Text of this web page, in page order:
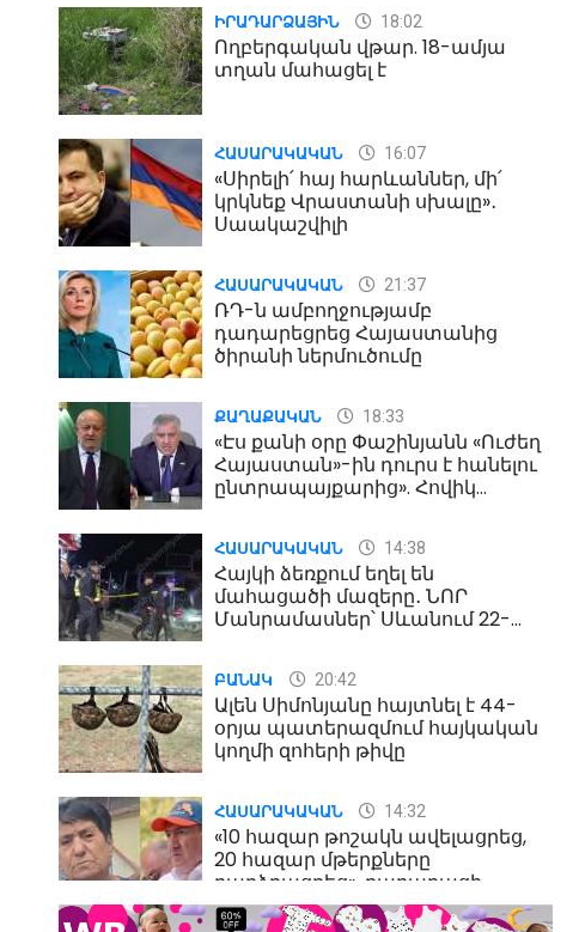
ԻՐԱԴԱՐՁԱՅԻՆ 18:02
Ողբերգական վթար. 18-ամյա
տղան մահացել է
ՀԱՍԱՐԱԿԱԿԱՆ 16:07
«Սիրելի՛ հայ հարևաններ, մի՛
կրկնեք Վրաստանի սխալը»․
Սաակաշվիլի
ՀԱՍԱՐԱԿԱԿԱՆ 21:37
ՌԴ-ն ամբողջությամբ
դադարեցրեց Հայաստանից
ծիրանի ներմուծումը
ՔԱՂԱՔԱԿԱՆ 18:33
«Էս քանի օրը Փաշինյանն «Ուժեղ
Հայաստան»-ին դուրս է հանելու
ընտրապայքարից». Հովիկ
ՀԱՍԱՐԱԿԱԿԱՆ 14:38
Հայկի ձեռքում եղել են
մահացածի մազերը․ ՆՈՐ
Մանրամասներ՝ Սևանում 22-
ԲԱՆԱԿ 20:42
Ալեն Սիմոնյանը հայտնել է 44-
օրյա պատերազմում հայկական
կողմի զոհերի թիվը
ՀԱՍԱՐԱԿԱԿԱՆ 14:32
«10 հազար թոշակն ավելացրեց,
20 հազար մթերքները
բարձրացրեց». քաղաքացի
(տեսանյութ)